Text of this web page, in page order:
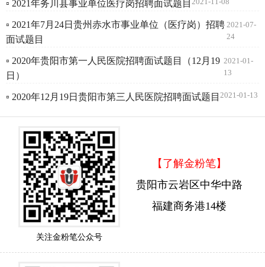
▫ 2021年务川县事业单位医疗岗招聘面试题目
▫ 2021年7月24日贵州赤水市事业单位（医疗岗）招聘
面试题目
2021-07-
24
▫ 2020年贵阳市第一人民医院招聘面试题目（12月19
日）
2021-01-
13
▫ 2020年12月19日贵阳市第三人民医院招聘面试题目 2021-01-13
关注金粉笔公众号
【了解金粉笔】
贵阳市云岩区中华中路
福建商务港14楼